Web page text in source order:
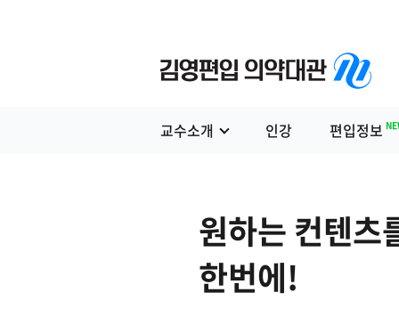
교수소개 인강 편입정보
원하는 컨텐츠
한번에!